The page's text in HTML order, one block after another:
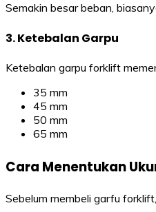
Semakin besar beban,
3. Ketebalan Garpu
Ketebalan garpu forklift
35 mm
45 mm
50 mm
65 mm
Cara Menentukan
Sebelum membeli garfu